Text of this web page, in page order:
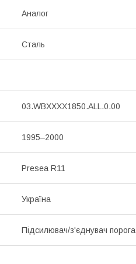
Аналог
Сталь
03.WBXXXX1850.ALL.0.00
1995–2000
Presea R11
Україна
Підсилювач/з'єднувач порога